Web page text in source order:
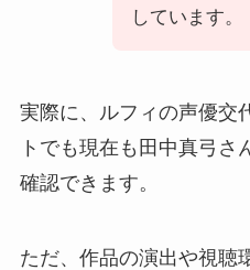
しています。
実際に、ルフィの声優交
トでも現在も田中真弓
確認できます。
ただ、作品の演出や視聴